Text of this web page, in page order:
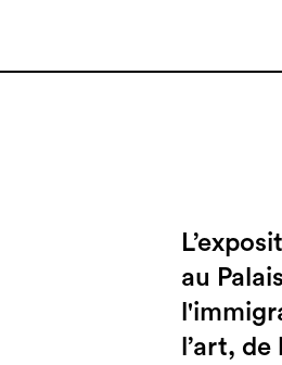
au
l’art,